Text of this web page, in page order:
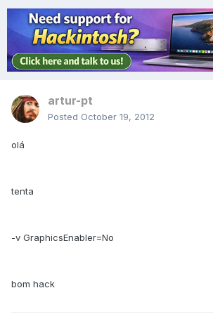
artur-pt
Posted October 19, 2012
olá
tenta
-v GraphicsEnabler=No
bom hack